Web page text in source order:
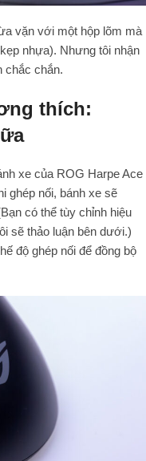
vặn với một hộp lõm mà
nhựa). Nhưng tôi nhận
chắc chắn.
thích:
xe của ROG Harpe Ace
ghép nối, bánh xe sẽ
có thể tùy chỉnh hiệu
sẽ thảo luận bên dưới.)
độ ghép nối để đồng bộ